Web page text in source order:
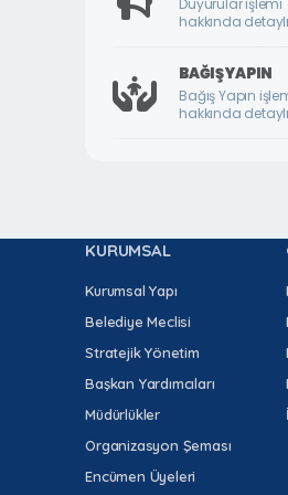
FATİH MAHALLESİ
GAZİ MAHALLESİ
GÜNDÜZBEY MAHALLESİ
HAMİDİYE MAHALLESİ
HIROĞLU MAHALLESİ
HOCA AHMET YESEVİ
İKİZCE MAHALLESİ
İLYAS MAHALLESİ
Duyurular işlemi
hakkında
BAĞIŞ YAPIN
Bağış Yapın
hakkında
KURUMSAL
Kurumsal Yapı
Belediye Meclisi
Stratejik Yönetim
Başkan Yardımcıları
Müdürlükler
Organizasyon Şeması
Encümen Üyeleri